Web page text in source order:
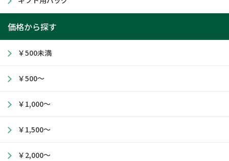
価格から探す
￥500未満
￥500～
￥1,000～
￥1,500～
￥2,000～